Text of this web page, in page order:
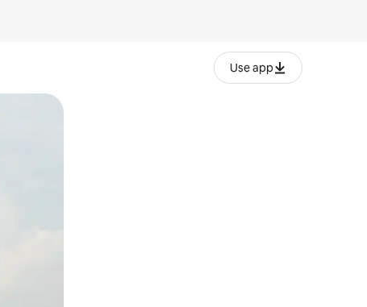
Use app